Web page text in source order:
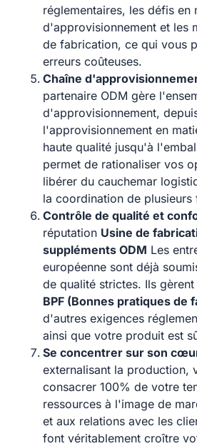
réglementaires, les défis en
d'approvisionnement et les
de fabrication, ce qui vous
erreurs coûteuses.
Chaîne
partenaire ODM gère
d'approvisionnement,
l'approvisionnement en
haute qualité jusqu'à
permet de rationaliser vos
libérer du cauchemar
la coordination de plusieurs
Contrôle de qualité et
réputation Usine de
suppléments ODM Les
européenne sont déjà
de qualité strictes. Ils
BPF (Bonnes pratiques de
d'autres exigences
ainsi que votre produit est
Se concentrer sur son
externalisant la production,
consacrer 100% de votre
ressources à l'image de
et aux relations avec les
font véritablement croître